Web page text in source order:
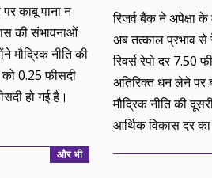
पर काबू पाना न
की संभावनाओं
मौद्रिक नीति की
को 0.25 फीसदी
हो गई है।
और भी
10-
रिजर्व बैंक ने अपेक्षा
अब तत्काल प्रभाव
रिवर्स रेपो दर 7.50
अतिरिक्त धन लेने पर
मौद्रिक नीति की
आर्थिक विकास दर